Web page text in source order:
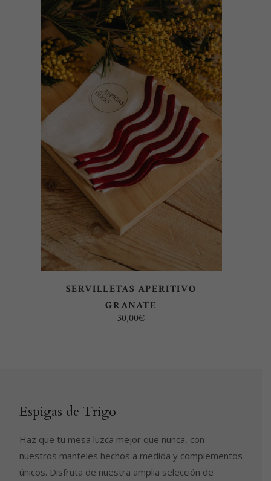
SELECT OPTIONS
SERVILLETAS APERITIVO
GRANATE
30,00€
Espigas de Trigo
Haz que tu mesa luzca mejor que nunca, con
nuestros manteles hechos a medida y complementos
únicos. Disfruta de nuestra amplia selección de